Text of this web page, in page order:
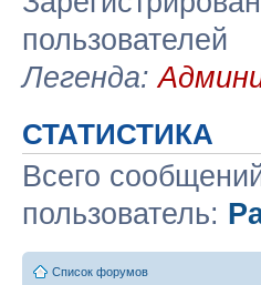
пользователей
Легенда:
СТАТИСТИКА
Всего
пользователь:
Список форумов